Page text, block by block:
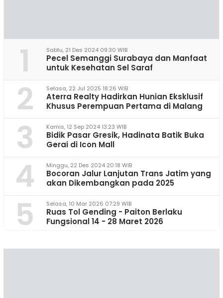
1 Sabtu, 21 Des 2024 09:30 WIB
Pecel Semanggi Surabaya dan Manfaat
untuk Kesehatan Sel Saraf
2 Selasa, 22 Jul 2025 18:26 WIB
Aterra Realty Hadirkan Hunian Eksklusif
Khusus Perempuan Pertama di Malang
3 Kamis, 12 Sep 2024 13:23 WIB
Bidik Pasar Gresik, Hadinata Batik Buka
Gerai di Icon Mall
4 Minggu, 22 Des 2024 20:18 WIB
Bocoran Jalur Lanjutan Trans Jatim yang
akan Dikembangkan pada 2025
5 Selasa, 10 Mar 2026 07:29 WIB
Ruas Tol Gending - Paiton Berlaku
Fungsional 14 - 28 Maret 2026